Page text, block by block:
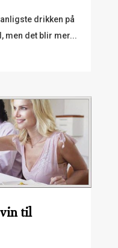
drikken på
men det blir mer...
til